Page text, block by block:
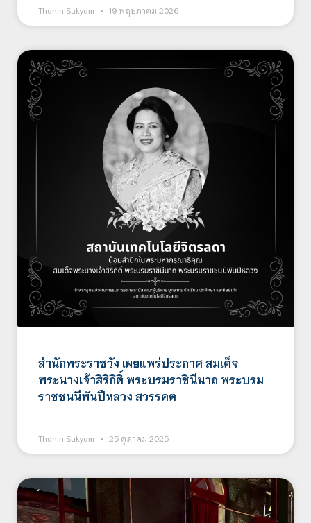
Thanin Sukyam 19 พฤษภาคม 2026
สำนักพระราชวัง เผยแพร่ประกาศ สมเด็จ
พระนางเจ้าสิริกิติ์ พระบรมราชินีนาถ พระบรม
ราชชนนีพันปีหลวง สวรรคต
Thanin Sukyam 25 ตุลาคม 2025